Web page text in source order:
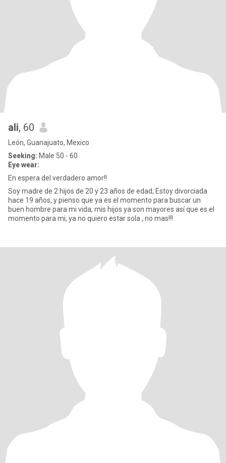
ali, 60
León, Guanajuato, Mexico
Seeking: Male 50 - 60
Eye wear:
En espera del verdadero amor!!
Soy madre de 2 hijos de 20 y 23 años de edad, Estoy divorciada
hace 19 años, y pienso que ya es el momento para buscar un
buen hombre para mi vida, mis hijos ya son mayores así que es el
momento para mi, ya no quiero estar sola , no mas!!!